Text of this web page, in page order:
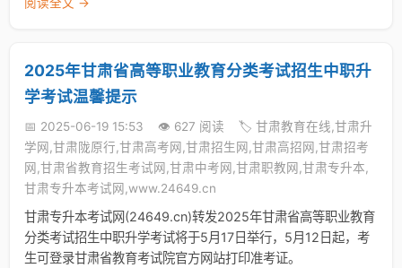
2025年甘肃省高等职业教育分类考试招生中职升
学考试温馨提示
📅 2025-06-19 15:53 👁️ 627 阅读
🏷️ 甘肃教育在线,甘肃升
学网,甘肃陇原行,甘肃高考网,甘肃招生网,甘肃高招网,甘肃招考
网,甘肃省教育招生考试网,甘肃中考网,甘肃职教网,甘肃专升本,
甘肃专升本考试网,www.24649.cn
甘肃专升本考试网(24649.cn)转发2025年甘肃省高等职业教育
分类考试招生中职升学考试将于5月17日举行，5月12日起，考
生可登录甘肃省教育考试院官方网站打印准考证。